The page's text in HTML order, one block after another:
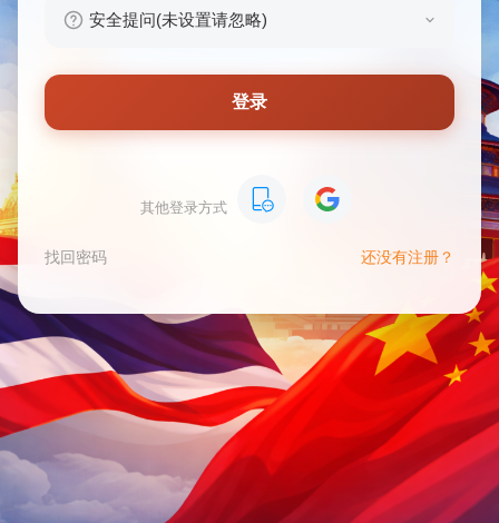
登录
其他登录方式
找回密码 还没有注册？